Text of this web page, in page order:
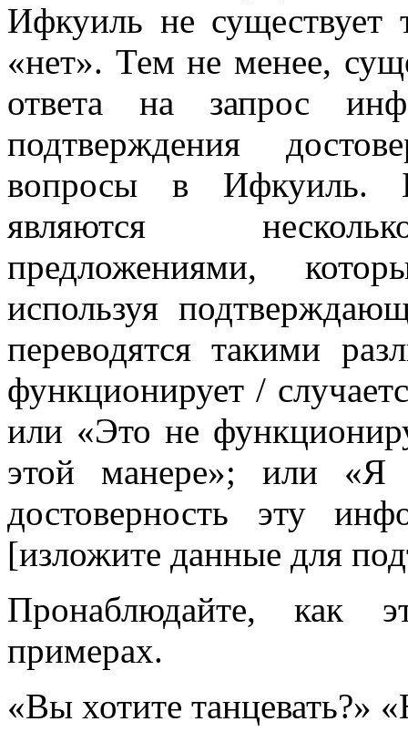
Ифкуиль не существует
«нет». Тем не менее,
ответа на запрос
подтверждения
вопросы в Ифкуиль.
являются
предложениями,
используя
переводятся такими
функционирует /
или «Это не
этой манере»; или «Я
достоверность эту
[изложите данные для
Пронаблюдайте, как
примерах.
«Вы хотите танцевать?»